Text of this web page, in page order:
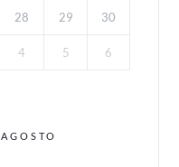
28 29 30
4 5 6
AGOSTO